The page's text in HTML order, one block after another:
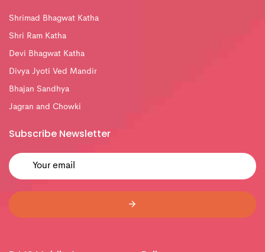
Shrimad Bhagwat Katha
Shri Ram Katha
Devi Bhagwat Katha
Divya Jyoti Ved Mandir
Bhajan Sandhya
Jagran and Chowki
Subscribe Newsletter